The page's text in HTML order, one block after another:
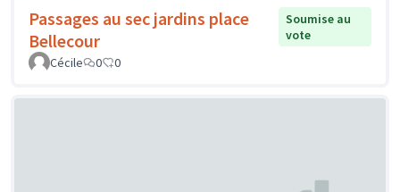
Passages au sec jardins place
Bellecour
Soumise au
vote
Cécile
0 0